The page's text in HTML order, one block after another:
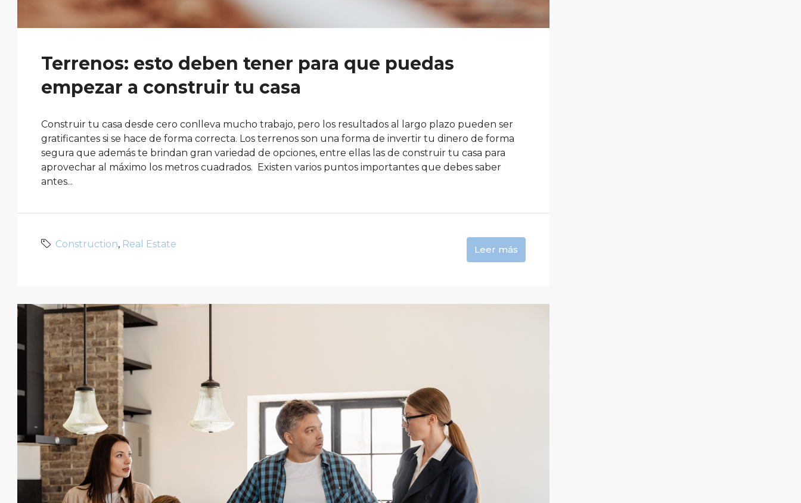
Terrenos: esto deben tener para que puedas
empezar a construir tu casa
Construir tu casa desde cero conlleva mucho trabajo, pero los resultados al largo plazo pueden ser
gratificantes si se hace de forma correcta. Los terrenos son una forma de invertir tu dinero de forma
segura que además te brindan gran variedad de opciones, entre ellas las de construir tu casa para
aprovechar al máximo los metros cuadrados. Existen varios puntos importantes que debes saber
antes...
Construction, Real Estate Leer más